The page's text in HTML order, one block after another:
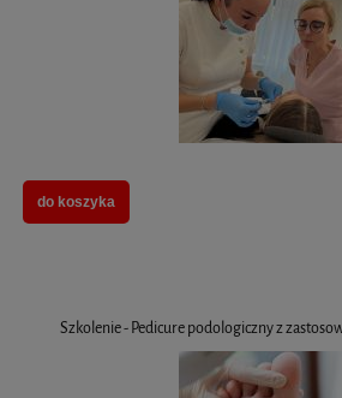
do koszyka
Szkolenie - Pedicure podologiczny z